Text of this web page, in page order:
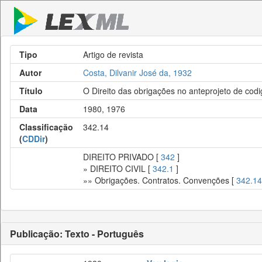
Tipo
Artigo de revista
Autor
Costa, Dilvanir José da, 1932
Título
O Direito das obrigações no anteprojeto de
Data
1980, 1976
Classificação
(CDDir)
342.14
DIREITO PRIVADO [ 342 ]
» DIREITO CIVIL [ 342.1 ]
»» Obrigações. Contratos. Convenções [ 342.14
Publicação: Texto - Português